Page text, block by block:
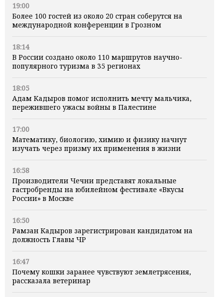
19:00
Более 100 гостей из около 20 стран соберутся на
международной конференции в Грозном
18:14
В России создано около 110 маршрутов научно-
популярного туризма в 35 регионах
18:05
Адам Кадыров помог исполнить мечту мальчика,
пережившего ужасы войны в Палестине
17:00
Математику, биологию, химию и физику начнут
изучать через призму их применения в жизни
16:58
Производители Чечни представят локальные
гастробренды на юбилейном фестивале «Вкусы
России» в Москве
16:50
Рамзан Кадыров зарегистрирован кандидатом на
должность Главы ЧР
16:47
Почему кошки заранее чувствуют землетрясения,
рассказала ветеринар